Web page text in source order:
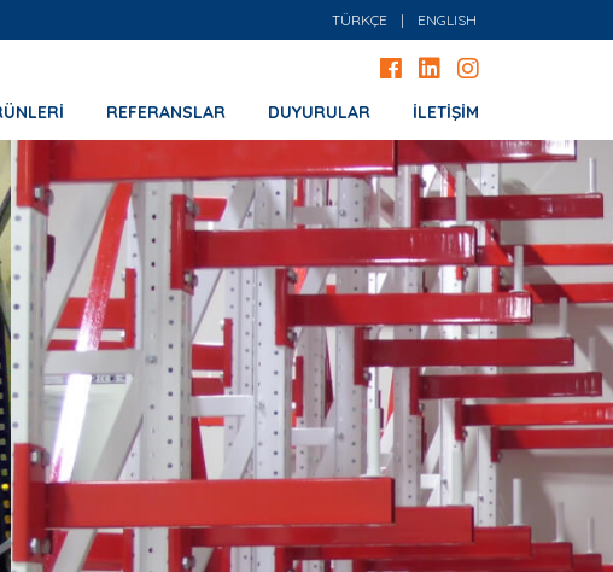
TÜRKÇE | ENGLISH
REFERANSLAR DUYURULAR İLETİŞİM
KOL RAF SİSTEMLERİ